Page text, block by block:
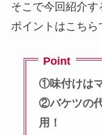
そこで今回紹介
ポイントはこちら
Point
①味付けは
②バケツの
用！